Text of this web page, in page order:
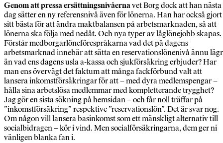
Genom att pressa ersättningsnivåernavet Borg dock att han nästa
dag sätter en ny referensnivå även för lönerna. Han har också gjort
sitt bästa för att ändra maktbalansen på arbetsmarknaden, så att
lönerna ska följa med nedåt. Och nya typer av låglönejobb skapas.
Förstår medborgarlöneförespråkarna vad det på dagens
arbetsmarknad innebär att sätta en reservationslönenivå ännu
än vad ens dagens usla a-kassa och sjukförsäkring erbjuder? Har
man ens övervägt det faktum att många fackförbund valt att
lansera inkomstförsäkringar för att – med dyra medlemspengar –
hålla sina arbetslösa medlemmar med kompletterande trygghet?
Jag gör en sista sökning på hemsidan – och får noll träffar på
”inkomstförsäkring” respektive ”reservationslön”. Det är svar nog.
Om någon vill lansera basinkomst som ett mänskligt alternativ till
socialbidragen – kör i vind. Men socialförsäkringarna, dem ger ni
vänligen blanka fan i.